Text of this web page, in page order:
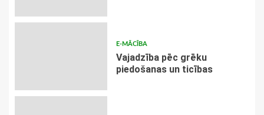
E-MĀCĪBA
Vajadzība pēc grēku
piedošanas un ticības